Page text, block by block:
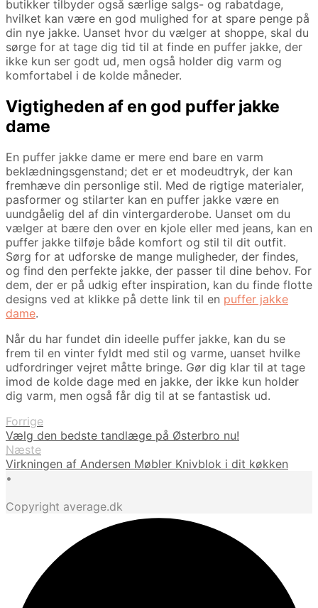
butikker tilbyder også særlige salgs- og rabatdage,
hvilket kan være en god mulighed for at spare penge på
din nye jakke. Uanset hvor du vælger at shoppe, skal du
sørge for at tage dig tid til at finde en puffer jakke, der
ikke kun ser godt ud, men også holder dig varm og
komfortabel i de kolde måneder.
Vigtigheden af en god puffer jakke
dame
En puffer jakke dame er mere end bare en varm
beklædningsgenstand; det er et modeudtryk, der kan
fremhæve din personlige stil. Med de rigtige materialer,
pasformer og stilarter kan en puffer jakke være en
uundgåelig del af din vintergarderobe. Uanset om du
vælger at bære den over en kjole eller med jeans, kan en
puffer jakke tilføje både komfort og stil til dit outfit.
Sørg for at udforske de mange muligheder, der findes,
og find den perfekte jakke, der passer til dine behov. For
dem, der er på udkig efter inspiration, kan du finde flotte
designs ved at klikke på dette link til en puffer jakke
dame.
Når du har fundet din ideelle puffer jakke, kan du se
frem til en vinter fyldt med stil og varme, uanset hvilke
udfordringer vejret måtte bringe. Gør dig klar til at tage
imod de kolde dage med en jakke, der ikke kun holder
dig varm, men også får dig til at se fantastisk ud.
Forrige
Vælg den bedste tandlæge på Østerbro nu!
Næste
Virkningen af Andersen Møbler Knivblok i dit køkken
•
Copyright average.dk